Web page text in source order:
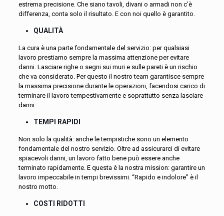
estrema precisione. Che siano tavoli, divani o armadi non c’è
differenza, conta solo il risultato. E con noi quello è garantito.
QUALITÀ
La cura è una parte fondamentale del servizio: per qualsiasi
lavoro prestiamo sempre la massima attenzione per evitare
danni. Lasciare righe o segni sui muri e sulle pareti è un rischio
che va considerato. Per questo il nostro team garantisce sempre
la massima precisione durante le operazioni, facendosi carico di
terminare il lavoro tempestivamente e soprattutto senza lasciare
danni.
TEMPI RAPIDI
Non solo la qualità: anche le tempistiche sono un elemento
fondamentale del nostro servizio. Oltre ad assicurarci di evitare
spiacevoli danni, un lavoro fatto bene può essere anche
terminato rapidamente. E questa è la nostra mission: garantire un
lavoro impeccabile in tempi brevissimi. “Rapido e indolore” è il
nostro motto.
COSTI RIDOTTI